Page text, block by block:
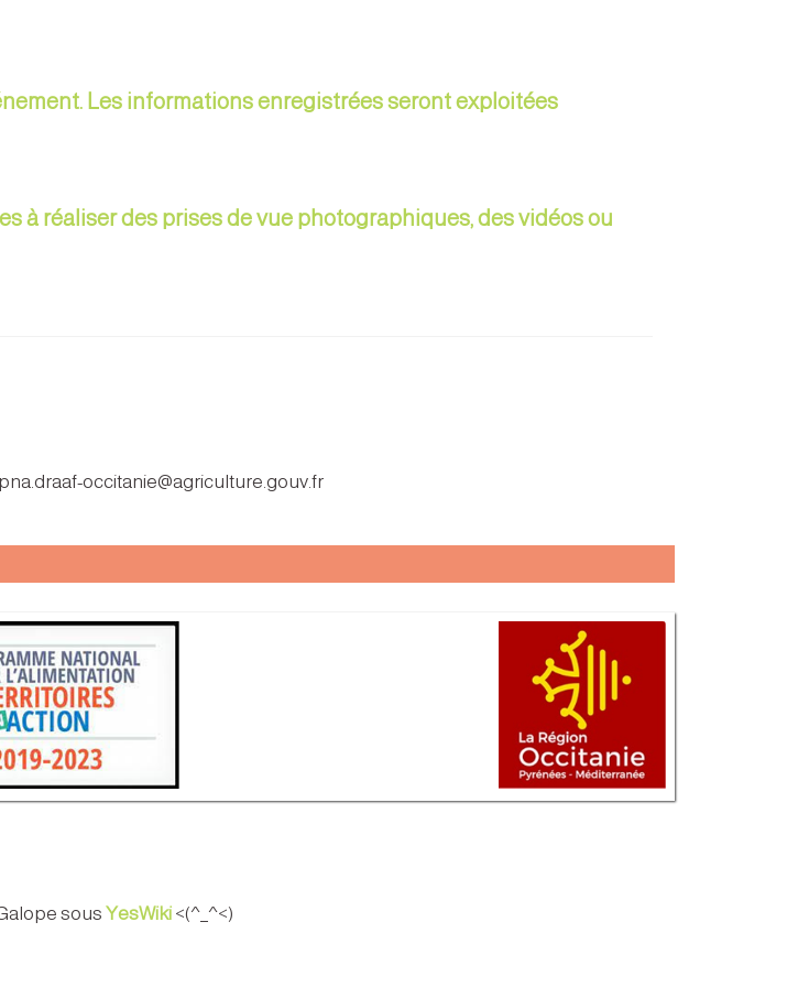
Les informations enregistrées seront exploitées
à réaliser des prises de vue photographiques, des vidéos ou
occitanie@agriculture.gouv.fr
sous YesWiki<(^_^<)